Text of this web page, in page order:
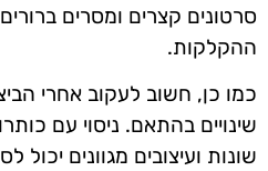
סרטונים קצרים ומסרים
ההקלקות.
כמו כן, חשוב לעקוב אחרי
שינויים בהתאם. ניסוי עם
שונות ועיצובים מגוונים יכול